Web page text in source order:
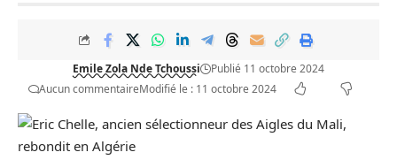
Emile Zola Nde Tchoussi
Publié 11 octobre 2024
Aucun commentaireModifié le : 11 octobre 2024